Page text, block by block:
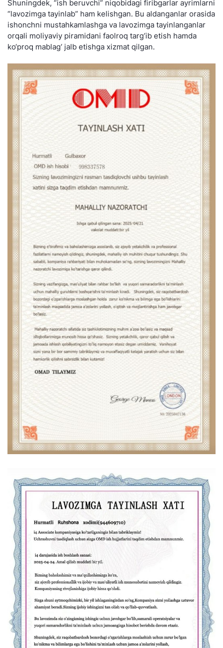
Shuningdek, “ish beruvchi” niqobidagi firibgarlar ayrimlarni
“lavozimga tayinlab” ham kelishgan. Bu aldanganlar orasida
ishonchni mustahkamlashga va lavozimga tayinlanganlar
orqali moliyaviy piramidani faolroq targ‘ib etish hamda
ko‘proq mablag‘ jalb etishga xizmat qilgan.